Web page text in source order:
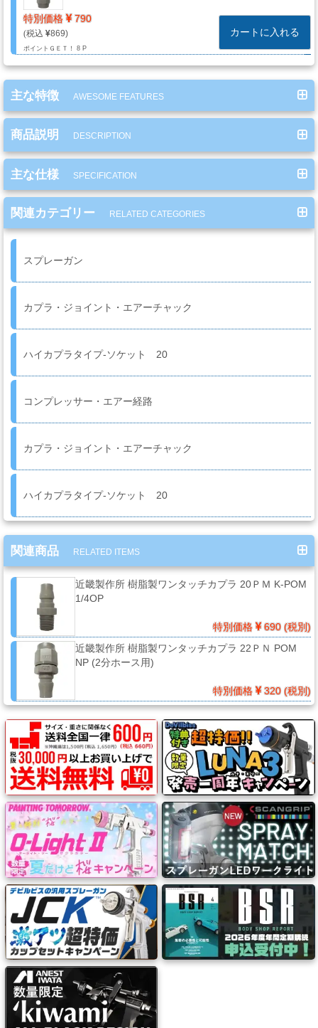
フ・
カ
ス
タ
ム
系
材
料
マ
ッ
ク
ラ
シ
Brush
ー
ン
エ
ブ
ラ
シ
コ
ッ
サ
ー・
エ
ア
ー
経
路
コ
パ
ウ
ン
ド・
バ
フ・
カ
特別価格 790
869
ポイントＧＥＴ！ 8 P
カートに入れる
主な特徴 AWESOME FEATURES
商品説明 DESCRIPTION
主な仕様 SPECIFICATION
関連カテゴリー RELATED CATEGORIES
スプレーガン
カプラ・ジョイント・エアーチャック
ハイカプラタイプ-ソケット 20
コンプレッサー・エアー経路
カプラ・ジョイント・エアーチャック
ハイカプラタイプ-ソケット 20
関連商品 RELATED ITEMS
近畿製作所 樹脂製ワンタッチカプラ 20ＰＭ K-POM
1/4OP
特別価格
690 (税別)
近畿製作所 樹脂製ワンタッチカプラ 22ＰＮ POM
NP (2分ホース用)
特別価格 320 (税別)